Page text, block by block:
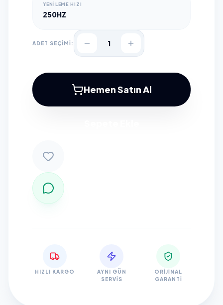
YENILEME HIZI
250HZ
ADET SEÇİMİ: 1
Hemen Satın Al
HIZLI KARGO
AYNI GÜN
SERVIS
ORIJINAL
GARANTI